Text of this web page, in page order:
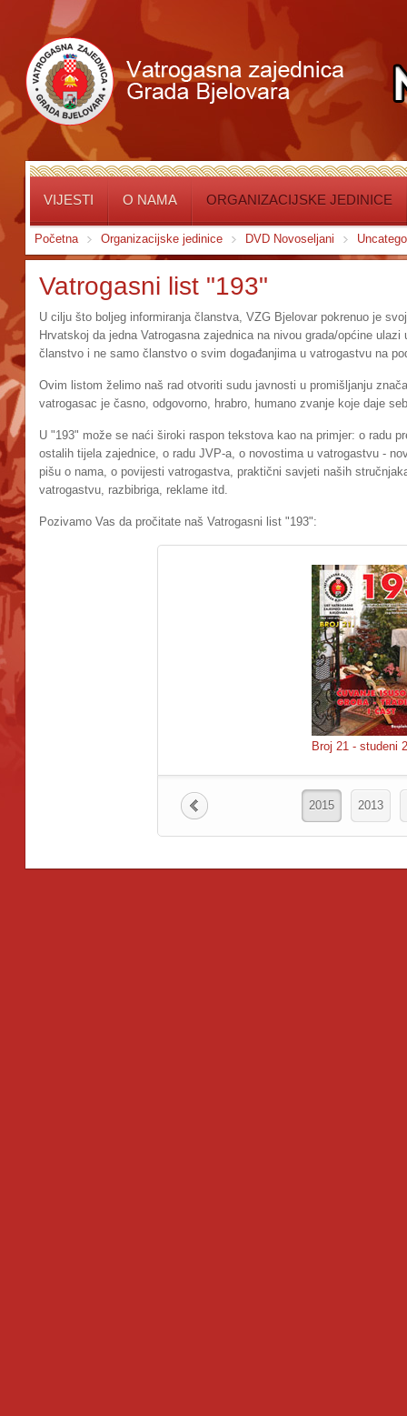
VIJESTI O NAMA ORGANIZACIJSKE JEDINICE
Početna Organizacijske jedinice DVD Novoseljani
Vatrogasni list "193"
U cilju što boljeg informiranja članstva, VZG Bjelovar pokrenuo je
Hrvatskoj da jedna Vatrogasna zajednica na nivou grada/općine
članstvo i ne samo članstvo o svim događanjima u vatrogastvu na
Ovim listom želimo naš rad otvoriti sudu javnosti u promišljanju
vatrogasac je časno, odgovorno, hrabro, humano zvanje koje daje
U "193" može se naći široki raspon tekstova kao na primjer: o radu
ostalih tijela zajednice, o radu JVP-a, o novostima u vatrogastvu -
pišu o nama, o povijesti vatrogastva, praktični savjeti naših
vatrogastvu, razbibriga, reklame itd.
Pozivamo Vas da pročitate naš Vatrogasni list "193":
Broj 21 - studeni
2015 2013